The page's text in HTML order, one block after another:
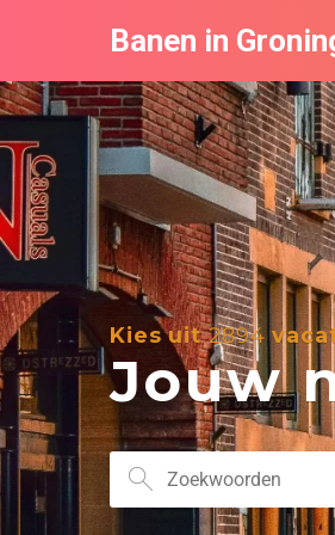
Banen in
Kies uit2894
Jouw